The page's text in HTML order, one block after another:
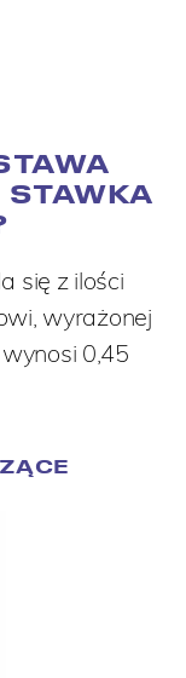
STAWKA
się z ilości
wyrażonej
0,45